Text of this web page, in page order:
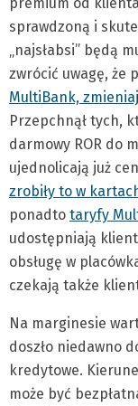
premium od
sprawdzoną i
„najsłabsi” będą
zwrócić uwagę, że
MultiBank,
Przepchnął tych,
darmowy ROR do
ujednolicają już
zrobiły to w
ponadto taryfy
udostępniają
obsługę w
czekają także
Na marginesie
doszło niedawno
kredytowe.
może być